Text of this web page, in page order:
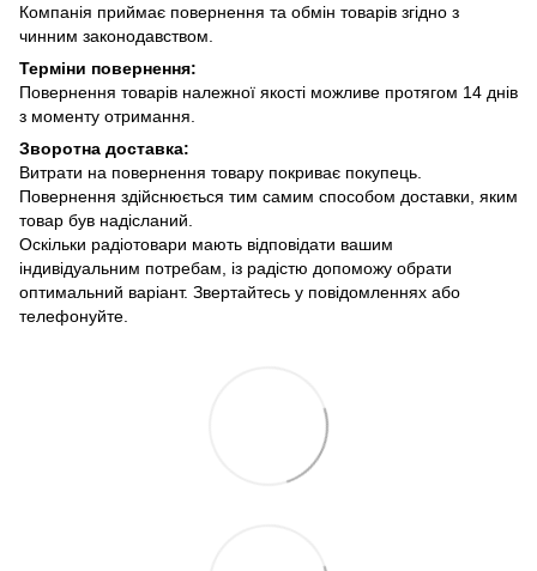
Компанія приймає повернення та обмін товарів згідно з
чинним законодавством.
Терміни повернення:
Повернення товарів належної якості можливе протягом 14 днів
з моменту отримання.
Зворотна доставка:
Витрати на повернення товару покриває покупець.
Повернення здійснюється тим самим способом доставки, яким
товар був надісланий.
Оскільки радіотовари мають відповідати вашим
індивідуальним потребам, із радістю допоможу обрати
оптимальний варіант. Звертайтесь у повідомленнях або
телефонуйте.